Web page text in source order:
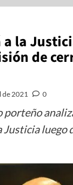
a la
de
de 2021 0
porteño
luego